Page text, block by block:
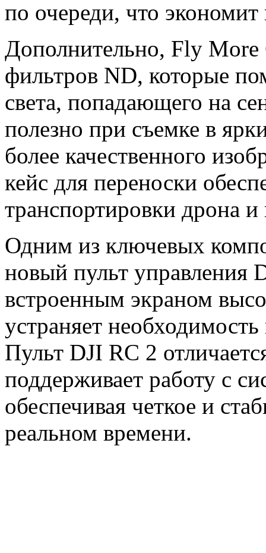
по очереди, что
Дополнительно, Fly
фильтров ND, которые
света, попадающего на
полезно при съемке в
более качественного
кейс для переноски
транспортировки дрона и
Одним из ключевых
новый пульт управления
встроенным экраном
устраняет
Пульт DJI RC 2
поддерживает работу с
обеспечивая четкое и
реальном времени.